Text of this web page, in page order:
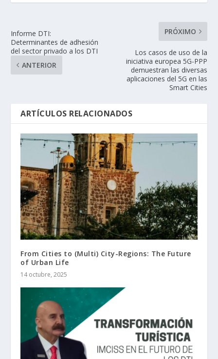
Informe DTI:
Determinantes de adhesión
del sector privado a los DTI
ANTERIOR
PRÓXIMO
Los casos de uso de la
iniciativa europea 5G-PPP
demuestran las diversas
aplicaciones del 5G en las
Smart Cities
ARTÍCULOS RELACIONADOS
From Cities to (Multi) City-Regions: The Future
of Urban Life
14 octubre, 2025